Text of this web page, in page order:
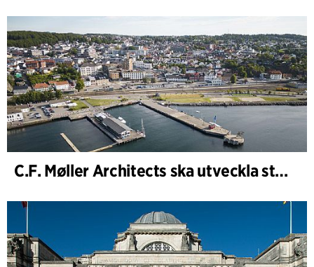
C.F. Møller Architects ska utveckla strategin för ”Knutepunkt Larvik och indre havn”